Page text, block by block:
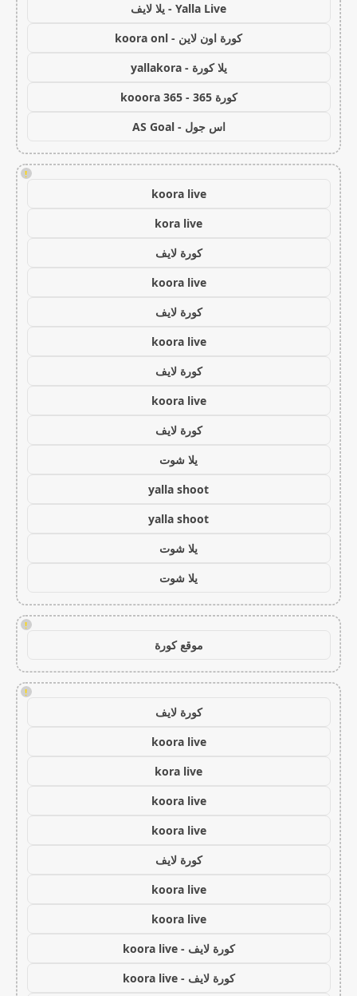
Yalla Live - يلا لايف
كورة اون لاين - koora onl
يلا كورة - yallakora
كورة 365 - kooora 365
اس جول - AS Goal
!
koora live
kora live
كورة لايف
koora live
كورة لايف
koora live
كورة لايف
koora live
كورة لايف
يلا شوت
yalla shoot
yalla shoot
يلا شوت
يلا شوت
!
موقع كورة
!
كورة لايف
koora live
kora live
koora live
koora live
كورة لايف
koora live
koora live
كورة لايف - koora live
كورة لايف - koora live